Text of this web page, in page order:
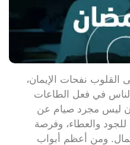
نفحات الإيمان،
في فعل الطاعات
ليس مجرد صيام عن
والعطاء، وفرصة
ومن أعظم أبواب